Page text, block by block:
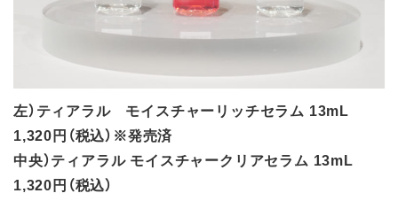
左）ティアラル モイスチャーリッチセラム 13mL
1,320円（税込）※発売済
中央）ティアラル モイスチャークリアセラム 13mL
1,320円（税込）